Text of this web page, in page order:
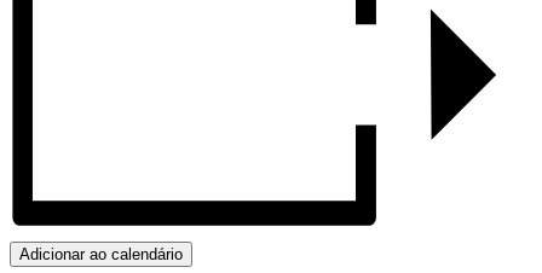
Adicionar ao calendário